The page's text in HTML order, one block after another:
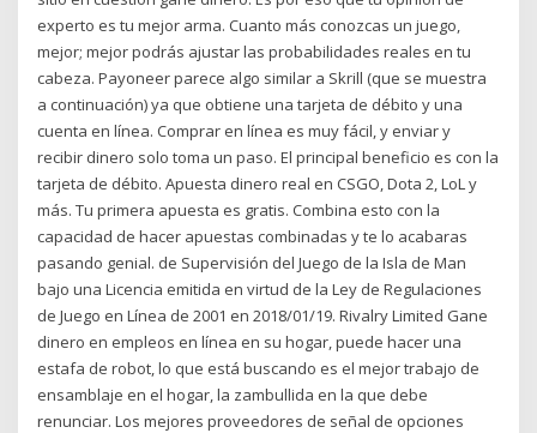
experto es tu mejor arma. Cuanto más conozcas un juego,
mejor; mejor podrás ajustar las probabilidades reales en tu
cabeza. Payoneer parece algo similar a Skrill (que se muestra
a continuación) ya que obtiene una tarjeta de débito y una
cuenta en línea. Comprar en línea es muy fácil, y enviar y
recibir dinero solo toma un paso. El principal beneficio es con la
tarjeta de débito. Apuesta dinero real en CSGO, Dota 2, LoL y
más. Tu primera apuesta es gratis. Combina esto con la
capacidad de hacer apuestas combinadas y te lo acabaras
pasando genial. de Supervisión del Juego de la Isla de Man
bajo una Licencia emitida en virtud de la Ley de Regulaciones
de Juego en Línea de 2001 en 2018/01/19. Rivalry Limited Gane
dinero en empleos en línea en su hogar, puede hacer una
estafa de robot, lo que está buscando es el mejor trabajo de
ensamblaje en el hogar, la zambullida en la que debe
renunciar. Los mejores proveedores de señal de opciones